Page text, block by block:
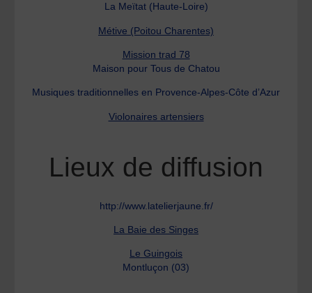
La Meïtat (Haute-Loire)
Métive (Poitou Charentes)
Mission trad 78
Maison pour Tous de Chatou
Musiques traditionnelles en Provence-Alpes-Côte d’Azur
Violonaires artensiers
Lieux de diffusion
http://www.latelierjaune.fr/
La Baie des Singes
Le Guingois
Montluçon (03)